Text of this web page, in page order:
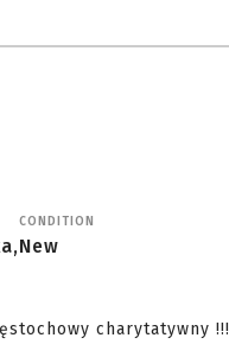
CONDITION
New
charytatywny !!!